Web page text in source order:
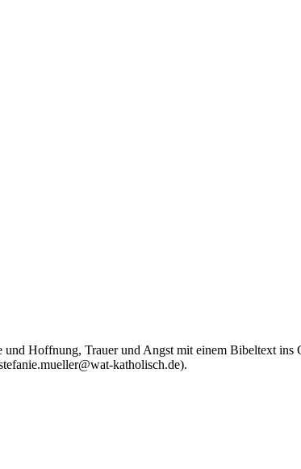
Hoffnung, Trauer und Angst mit einem Bibeltext ins
katholisch.de).